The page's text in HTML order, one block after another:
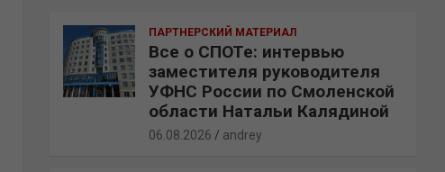
ПАРТНЕРСКИЙ МАТЕРИАЛ
Все о СПОТе: интервью
заместителя руководителя
УФНС России по Смоленской
области Натальи Калядиной
06.08.2026 andrey